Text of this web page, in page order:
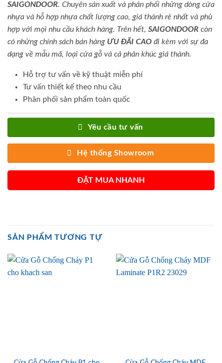
SAIGONDOOR. Chuyên sản xuất và phân phối những dòng cửa
nhựa và hỗ hợp nhựa chất lượng cao, giá thành rẻ nhất và phù
hợp với mọi nhu cầu khách hàng. Trên hết, SAIGONDOOR còn
có những chính sách bán hàng ƯU ĐÃI CAO đi kèm với sự đa
dạng về mẫu mã, loại cửa gỗ và cả phân khúc giá thành.
Hỗ trợ tư vấn về kỹ thuật miễn phí
Tư vấn thiết kế theo nhu cầu
Phân phối sản phẩm toàn quốc
Yêu cầu tư vấn
Hệ thống Showroom
ĐẶT MUA NHANH
SẢN PHẨM TƯƠNG TỰ